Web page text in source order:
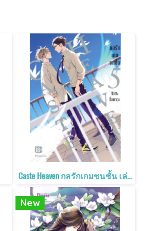
Caste Heaven กลรักเกมชนชั้น เล่ม 5
New